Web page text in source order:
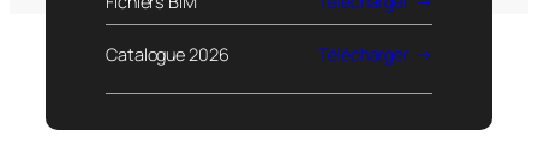
Catalogue 2026 Télécharger